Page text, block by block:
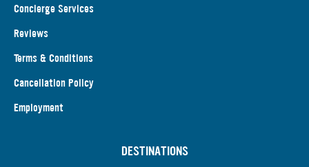
Concierge Services
Reviews
Terms & Conditions
Cancellation Policy
Employment
DESTINATIONS